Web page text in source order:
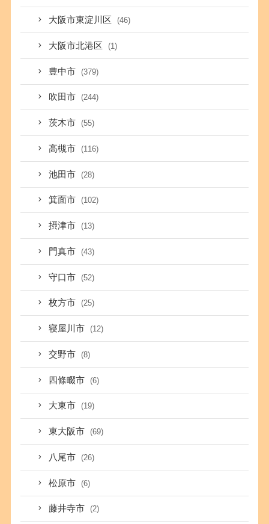
大阪市東淀川区 (46)
大阪市北港区 (1)
豊中市 (379)
吹田市 (244)
茨木市 (55)
高槻市 (116)
池田市 (28)
箕面市 (102)
摂津市 (13)
門真市 (43)
守口市 (52)
枚方市 (25)
寝屋川市 (12)
交野市 (8)
四條畷市 (6)
大東市 (19)
東大阪市 (69)
八尾市 (26)
松原市 (6)
藤井寺市 (2)